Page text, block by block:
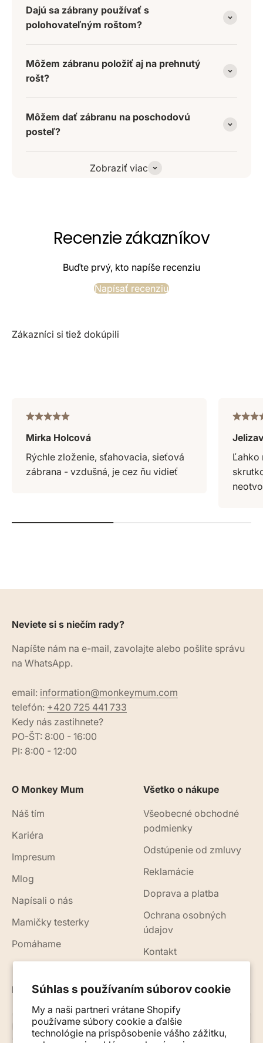
Súhlas s používaním súborov cookie
My a naši partneri vrátane Shopify
používame súbory cookie a ďalšie
technológie na prispôsobenie vášho zážitku,
Dajú sa zábrany používať s
polohovateľným roštom?
Môžem zábranu položiť aj na prehnutý
rošt?
Môžem dať zábranu na poschodovú
posteľ?
Zobraziť viac
Recenzie zákazníkov
Buďte prvý, kto napíše recenziu
Napísať recenziu
Mirka Holcová
Rýchle zloženie, sťahovacia, sieťová
zábrana - vzdušná, je cez ňu vidieť
Ľahko
Neviete si s niečím rady?
Napíšte nám na e-mail, zavolajte alebo pošlite správu
na WhatsApp.
email: information@monkeymum.com
telefón: +420 725 441 733
Kedy nás zastihnete?
PO-ŠT: 8:00 - 16:00
PI: 8:00 - 12:00
O Monkey Mum
Náš tím
Kariéra
Impresum
Mlog
Napísali o nás
Mamičky testerky
Pomáhame
Všetko o nákupe
Všeobecné obchodné
podmienky
Odstúpenie od zmluvy
Reklamácie
Doprava a platba
Ochrana osobných
údajov
Kontakt
Novinky, rady a tipy do vášho e-mailu
E-mail
Prihlásiť sa na odber